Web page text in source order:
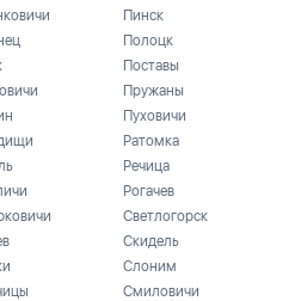
Пинск
Полоцк
Поставы
Пружаны
Пуховичи
Ратомка
Речица
Рогачев
Светлогорск
Скидель
Слоним
Смиловичи